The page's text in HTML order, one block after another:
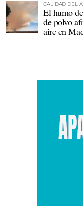
CALIDAD DEL
El humo
de polvo
aire en